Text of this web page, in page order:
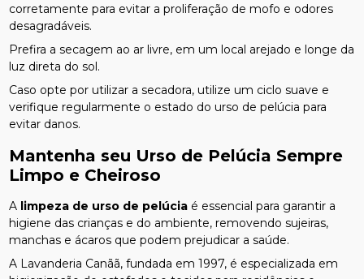
corretamente para evitar a proliferação de mofo e odores
desagradáveis.
Prefira a secagem ao ar livre, em um local arejado e longe da
luz direta do sol.
Caso opte por utilizar a secadora, utilize um ciclo suave e
verifique regularmente o estado do urso de pelúcia para
evitar danos.
Mantenha seu Urso de Pelúcia Sempre
Limpo e Cheiroso
A limpeza de urso de pelúcia é essencial para garantir a
higiene das crianças e do ambiente, removendo sujeiras,
manchas e ácaros que podem prejudicar a saúde.
A Lavanderia Canãã, fundada em 1997, é especializada em